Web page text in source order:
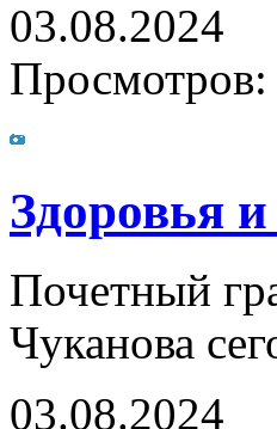
03.08.2024
Просмотров:
Здоровья
Почетный
Чуканова
03.08.2024